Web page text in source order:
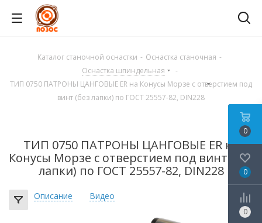
Каталог станочной оснастки - Оснастка станочная -
Оснастка шпиндельная
-
ТИП 0750 ПАТРОНЫ ЦАНГОВЫЕ ER на Конусы Морзе с отверстием под
винт (без лапки) по ГОСТ 25557-82, DIN228
ТИП 0750 ПАТРОНЫ ЦАНГОВЫЕ ER на
Конусы Морзе с отверстием под винт (без
лапки) по ГОСТ 25557-82, DIN228
Описание Видео
0
0
0